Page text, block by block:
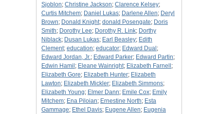
Sjoblon; Christine Jackson; Clarence Kelsey;
Curtis Mitchem; Daniel Lukas; Darlene Allen; Deryl
Brown; Donald Knight; donald Posengate; Doris
Smith; Dorothy Lee; Dorothy R. Link; Dorthy
Niblack; Dusan Lukas; Earl Beasley; Edith
Clement; education; educator; Edward Dual ;
Edward Jordan, Jr.; Edward Parker; Edward Partin;
Edwin Hamil ; Eleane Wainright; Elizabeth Farnell ;
Elizabeth Gore; Elizabeth Hunter; Elizabeth
Lawton; Elizabeth Mickler; Elizabeth Simmons;
Elizabeth Young; Elmer Dann; Emile Cox; Emily
Mitchem; Ena Piloian; Ernestine North; Esta
Gammage; Ethel Davis; Eugene Allen; Eugenia